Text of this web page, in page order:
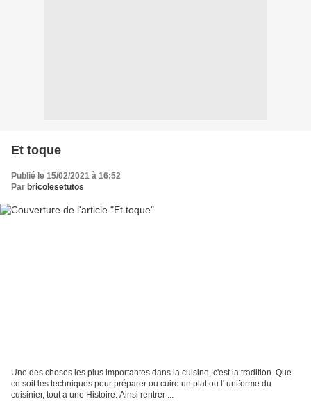
Et toque
Publié le 15/02/2021 à 16:52
Par bricolesetutos
Une des choses les plus importantes dans la cuisine, c'est la tradition. Que
ce soit les techniques pour préparer ou cuire un plat ou l' uniforme du
cuisinier, tout a une Histoire. Ainsi rentrer ...